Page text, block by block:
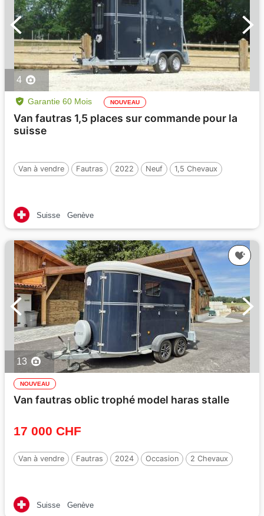
4
Garantie 60 Mois NOUVEAU
Van fautras 1,5 places sur commande pour la
suisse
Van à vendre Fautras 2022 Neuf 1,5 Chevaux
Suisse Genève
13
NOUVEAU
Van fautras oblic trophé model haras stalle
17 000 CHF
Van à vendre Fautras 2024 Occasion 2 Chevaux
Suisse Genève